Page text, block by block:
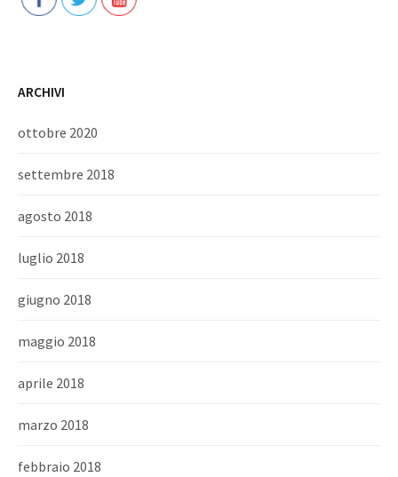
ARCHIVI
ottobre 2020
settembre 2018
agosto 2018
luglio 2018
giugno 2018
maggio 2018
aprile 2018
marzo 2018
febbraio 2018